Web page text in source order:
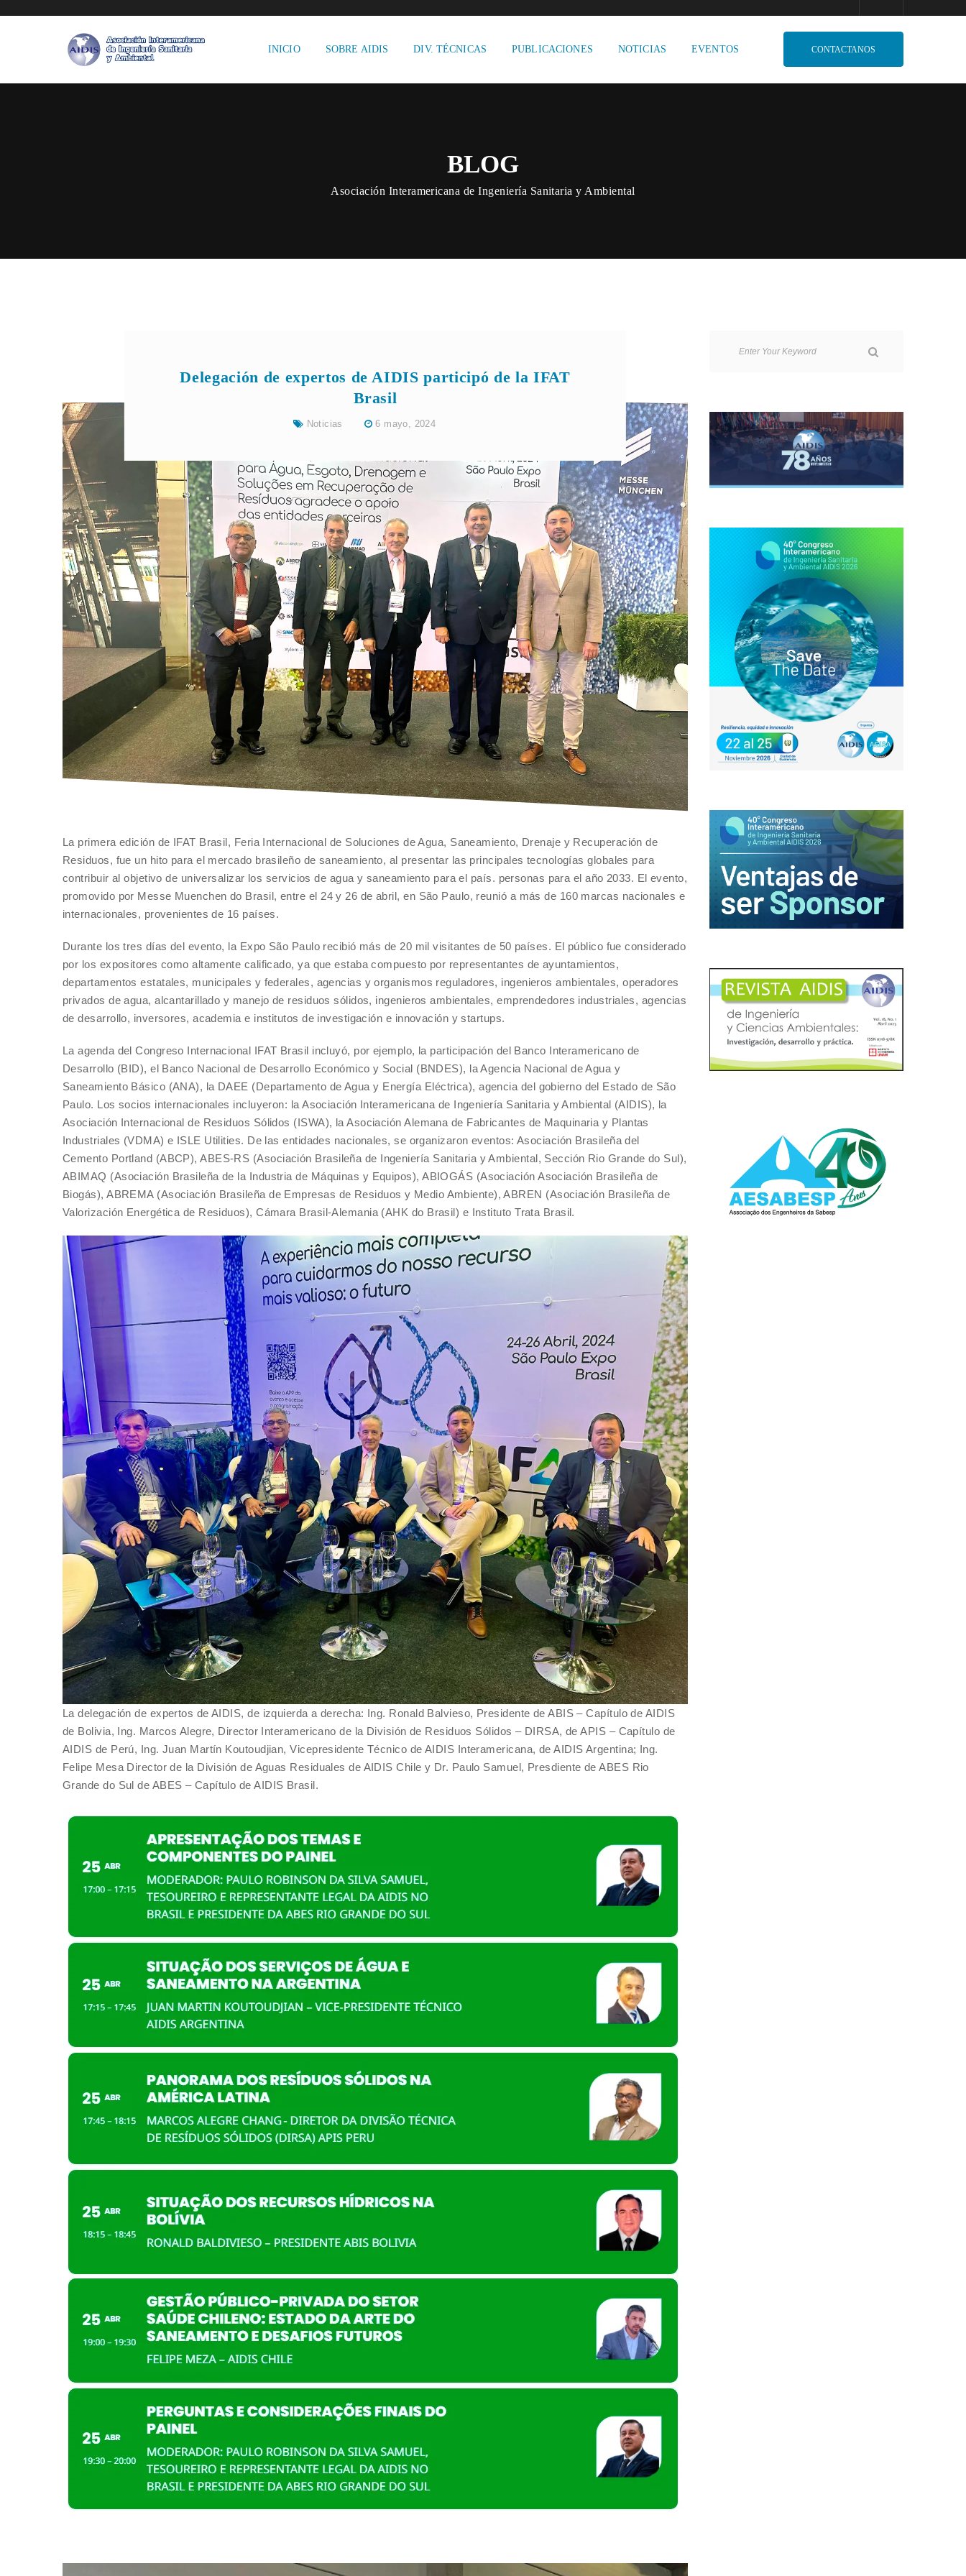
INICIO SOBRE AIDIS DIV. TÉCNICAS PUBLICACIONES NOTICIAS EVENTOS CONTACTANOS
BLOG
Asociación Interamericana de Ingeniería Sanitaria y Ambiental
Delegación de expertos de AIDIS participó de la IFAT
Brasil
Noticias 6 mayo, 2024
La primera edición de IFAT Brasil, Feria Internacional de Soluciones de Agua, Saneamiento, Drenaje y Recuperación de
Residuos, fue un hito para el mercado brasileño de saneamiento, al presentar las principales tecnologías globales para
contribuir al objetivo de universalizar los servicios de agua y saneamiento para el país. personas para el año 2033. El evento,
promovido por Messe Muenchen do Brasil, entre el 24 y 26 de abril, en São Paulo, reunió a más de 160 marcas nacionales e
internacionales, provenientes de 16 países.
Durante los tres días del evento, la Expo São Paulo recibió más de 20 mil visitantes de 50 países. El público fue considerado
por los expositores como altamente calificado, ya que estaba compuesto por representantes de ayuntamientos,
departamentos estatales, municipales y federales, agencias y organismos reguladores, ingenieros ambientales, operadores
privados de agua, alcantarillado y manejo de residuos sólidos, ingenieros ambientales, emprendedores industriales, agencias
de desarrollo, inversores, academia e institutos de investigación e innovación y startups.
La agenda del Congreso Internacional IFAT Brasil incluyó, por ejemplo, la participación del Banco Interamericano de
Desarrollo (BID), el Banco Nacional de Desarrollo Económico y Social (BNDES), la Agencia Nacional de Agua y
Saneamiento Básico (ANA), la DAEE (Departamento de Agua y Energía Eléctrica), agencia del gobierno del Estado de São
Paulo. Los socios internacionales incluyeron: la Asociación Interamericana de Ingeniería Sanitaria y Ambiental (AIDIS), la
Asociación Internacional de Residuos Sólidos (ISWA), la Asociación Alemana de Fabricantes de Maquinaria y Plantas
Industriales (VDMA) e ISLE Utilities. De las entidades nacionales, se organizaron eventos: Asociación Brasileña del
Cemento Portland (ABCP), ABES-RS (Asociación Brasileña de Ingeniería Sanitaria y Ambiental, Sección Rio Grande do Sul),
ABIMAQ (Asociación Brasileña de la Industria de Máquinas y Equipos), ABIOGÁS (Asociación Asociación Brasileña de
Biogás), ABREMA (Asociación Brasileña de Empresas de Residuos y Medio Ambiente), ABREN (Asociación Brasileña de
Valorización Energética de Residuos), Cámara Brasil-Alemania (AHK do Brasil) e Instituto Trata Brasil.
La delegación de expertos de AIDIS, de izquierda a derecha: Ing. Ronald Balvieso, Presidente de ABIS – Capítulo de AIDIS
de Bolivia, Ing. Marcos Alegre, Director Interamericano de la División de Residuos Sólidos – DIRSA, de APIS – Capítulo de
AIDIS de Perú, Ing. Juan Martín Koutoudjian, Vicepresidente Técnico de AIDIS Interamericana, de AIDIS Argentina; Ing.
Felipe Mesa Director de la División de Aguas Residuales de AIDIS Chile y Dr. Paulo Samuel, Presdiente de ABES Rio
Grande do Sul de ABES – Capítulo de AIDIS Brasil.